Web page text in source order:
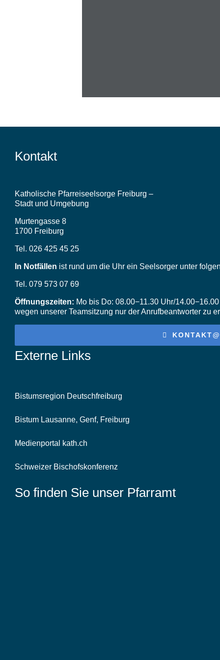
Kontakt
Katholische Pfarreiseelsorge Freiburg –
Stadt und Umgebung
Murtengasse 8
1700 Freiburg
Tel. 026 425 45 25
In Notfällen ist rund um die Uhr ein Seelsorger unter
Tel. 079 573 07 69
Öffnungszeiten: Mo bis Do: 08.00−11.30 Uhr/
wegen unserer Teamsitzung nur der Anrufbeantworter zu
Externe Links
Bistumsregion Deutschfreiburg
Bistum Lausanne, Genf, Freiburg
Medienportal kath.ch
Schweizer Bischofskonferenz
So finden Sie unser Pfarramt